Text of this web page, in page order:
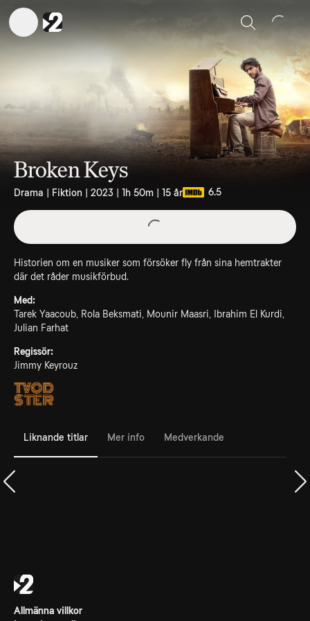
Sök
Broken Keys
Drama | Fiktion | 2023 | 1h 50m | 15 år 6.5
Historien om en musiker som försöker fly från sina hemtrakter
där det råder musikförbud.
Med:
Tarek Yaacoub, Rola Beksmati, Mounir Maasri, Ibrahim El Kurdi,
Julian Farhat
Regissör:
Jimmy Keyrouz
Liknande titlar Mer info Medverkande
Allmänna villkor